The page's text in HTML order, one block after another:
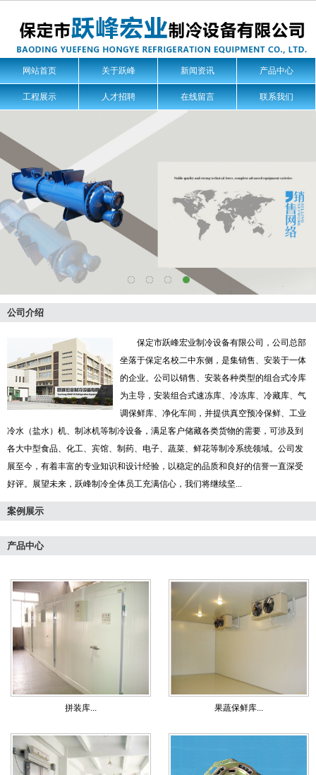
网站首页 关于跃峰 新闻资讯 产品中心
工程展示 人才招聘 在线留言 联系我们
公司介绍
保定市跃峰宏业制冷设备有限公司，公司总部
坐落于保定名校二中东侧，是集销售、安装于一体
的企业。公司以销售、安装各种类型的组合式冷库
为主导，安装组合式速冻库、冷冻库、冷藏库、气
调保鲜库、净化车间，并提供真空预冷保鲜、工业
冷水（盐水）机、制冰机等制冷设备，满足客户储藏各类货物的需要，可涉及到
各大中型食品、化工、宾馆、制药、电子、蔬菜、鲜花等制冷系统领域。公司发
展至今，有着丰富的专业知识和设计经验，以稳定的品质和良好的信誉一直深受
好评。展望未来，跃峰制冷全体员工充满信心，我们将继续坚...
案例展示
产品中心
拼装库... 果蔬保鲜库...